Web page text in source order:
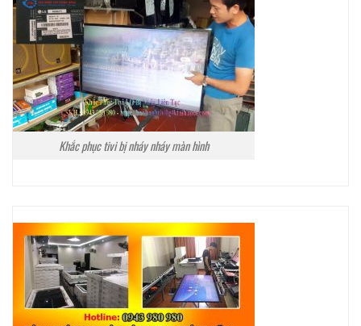
Khắc phục tivi bị nháy nháy màn hình